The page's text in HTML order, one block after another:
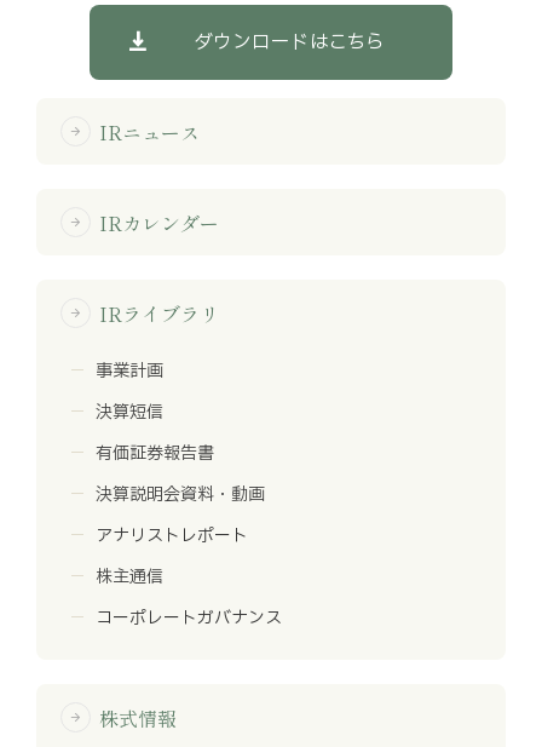
ダウンロードはこちら
arrow_forward IRニュース
arrow_forward IRカレンダー
arrow_forward IRライブラリ
事業計画
決算短信
有価証券報告書
決算説明会資料・動画
アナリストレポート
株主通信
コーポレートガバナンス
arrow_forward 株式情報